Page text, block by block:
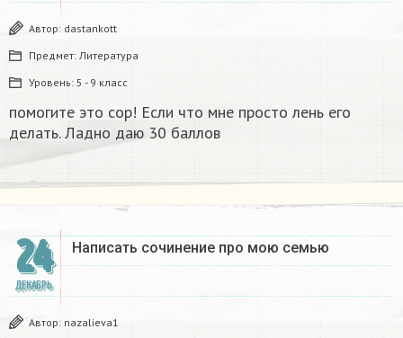
Автор: dastankott
Предмет: Литература
Уровень: 5 - 9 класс
помогите это сор! Если что мне просто лень его
делать. Ладно даю 30 баллов​
24
ДЕКАБРЬ
Написать сочинение про мою семью ​
Автор: nazalieva1